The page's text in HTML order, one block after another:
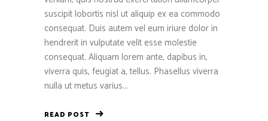
suscipit lobortis nisl ut aliquip ex ea commodo
consequat. Duis autem vel eum iriure dolor in
hendrerit in vulputate velit esse molestie
consequat. Aliquam lorem ante, dapibus in,
viverra quis, feugiat a, tellus. Phasellus viverra
nulla ut metus varius...
READ POST